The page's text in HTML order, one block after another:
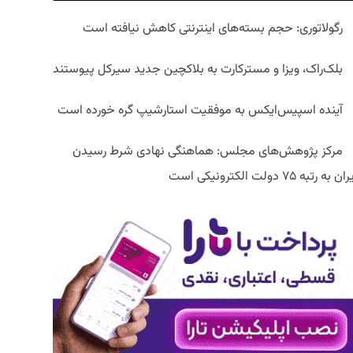
رگولاتوری: حجم بسته‌های اینترنتی کاهش نیافته است
بلک‌راک، ویزا و مسترکارت به بلاکچین جدید سیرکل پیوستند
آینده اسپیس‌ایکس به موفقیت استارشیپ گره خورده است
مرکز پژوهش‌های مجلس: هماهنگی نهادی شرط رسیدن
به رتبه ۷۵ دولت الکترونیکی است